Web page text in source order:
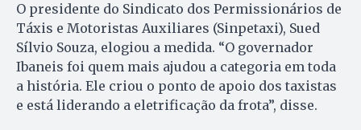
O presidente do Sindicato dos Permissionários de
Táxis e Motoristas Auxiliares (Sinpetaxi), Sued
Sílvio Souza, elogiou a medida. “O governador
Ibaneis foi quem mais ajudou a categoria em toda
a história. Ele criou o ponto de apoio dos taxistas
e está liderando a eletrificação da frota”, disse.